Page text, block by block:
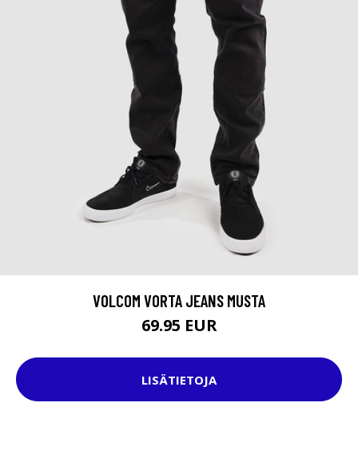
VOLCOM VORTA JEANS MUSTA
69.95 EUR
LISÄTIETOJA